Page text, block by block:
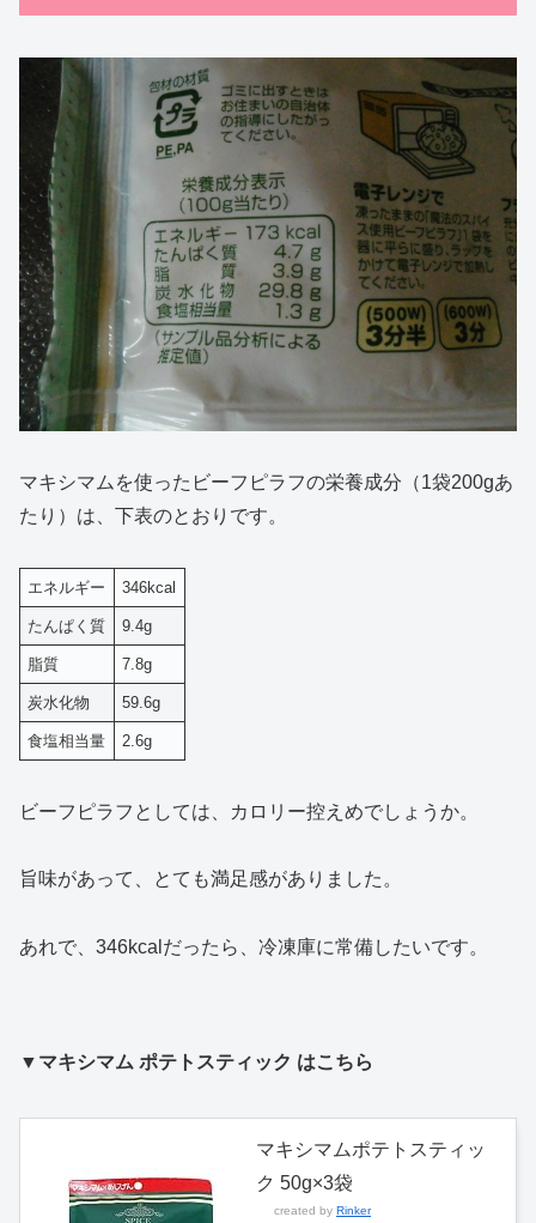
マキシマムを使ったビーフピラフの栄養成分（1袋200gあ
たり）は、下表のとおりです。
エネルギー 346kcal
たんぱく質 9.4g
脂質 7.8g
炭水化物 59.6g
食塩相当量 2.6g
ビーフピラフとしては、カロリー控えめでしょうか。
旨味があって、とても満足感がありました。
あれで、346kcalだったら、冷凍庫に常備したいです。
▼マキシマム ポテトスティック はこちら
マキシマムポテトスティッ
ク 50g×3袋
created by Rinker